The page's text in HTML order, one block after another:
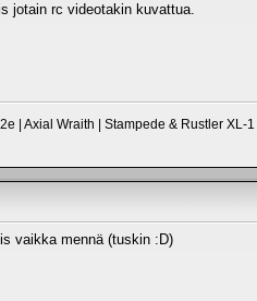
jotain rc videotakin kuvattua.
| Axial Wraith | Stampede & Rustler XL-1
vaikka mennä (tuskin :D)